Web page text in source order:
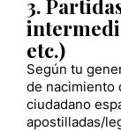
3.
etc.)
Según tu
de nacimiento
ciudadano
apostilladas/